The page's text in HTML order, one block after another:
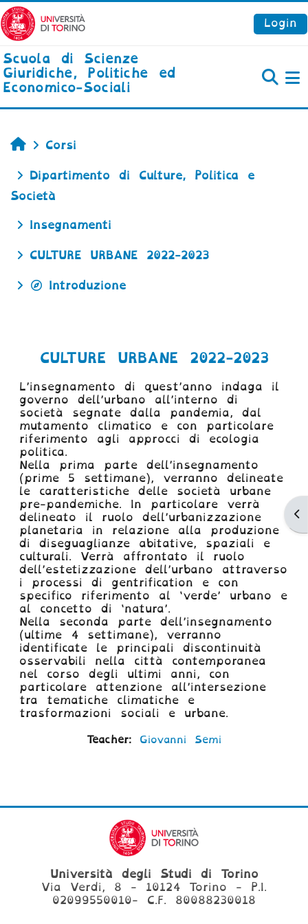
Vai al contenuto principale
Login
Scuola di Scienze
Giuridiche, Politiche ed
Economico-Sociali
Home
Corsi
Dipartimento di Culture, Politica e
Società
Insegnamenti
CULTURE URBANE 2022-2023
Introduzione
CULTURE URBANE 2022-2023
L’insegnamento di quest’anno indaga il
governo dell’urbano all’interno di
società segnate dalla pandemia, dal
mutamento climatico e con particolare
riferimento agli approcci di ecologia
politica.
Nella prima parte dell’insegnamento
(prime 5 settimane), verranno delineate
le caratteristiche delle società urbane
pre-pandemiche. In particolare verrà
delineato il ruolo dell’urbanizzazione
planetaria in relazione alla produzione
di diseguaglianze abitative, spaziali e
culturali. Verrà affrontato il ruolo
dell’estetizzazione dell’urbano attraverso
i processi di gentrification e con
specifico riferimento al ‘verde’ urbano e
al concetto di ‘natura’.
Nella seconda parte dell’insegnamento
(ultime 4 settimane), verranno
identificate le principali discontinuità
osservabili nella città contemporanea
nel corso degli ultimi anni, con
particolare attenzione all’intersezione
tra tematiche climatiche e
trasformazioni sociali e urbane.
Teacher: Giovanni Semi
Università degli Studi di Torino
Via Verdi, 8 - 10124 Torino - P.I.
02099550010- C.F. 80088230018